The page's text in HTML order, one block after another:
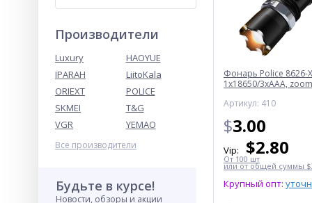
Производители
Luxury
HAOYUE
IPARAH
LiitoKala
ORIEXT
POLICE
SKMEI
T&G
VGR
YEMAO
Все производители
Будьте в курсе!
Новости, обзоры и акции
Фонарь Police 8626-
1х18650/3xAAA,
Артикул: 410
$3.00
Vip: $2.80
От 100 шт
или от общей суммы
Крупный опт: